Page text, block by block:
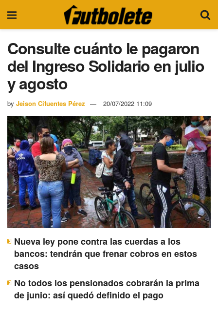
Consulte cuánto le pagaron
del Ingreso Solidario en julio
y agosto
by Jeison Cifuentes Pérez 20/07/2022 11:09
Nueva ley pone contra las cuerdas a los
bancos: tendrán que frenar cobros en estos
casos
No todos los pensionados cobrarán la prima
de junio: así quedó definido el pago